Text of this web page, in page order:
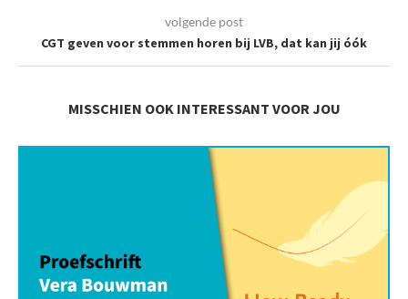
volgende post
CGT geven voor stemmen horen bij LVB, dat kan jij óók
MISSCHIEN OOK INTERESSANT VOOR JOU